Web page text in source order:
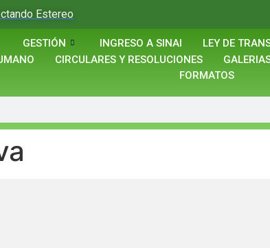
Estereo
GESTIÓN INGRESO A SINAI LEY DE
CIRCULARES Y RESOLUCIONES
FORMATOS